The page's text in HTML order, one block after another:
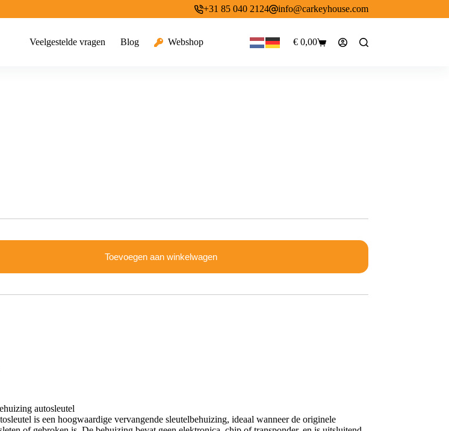
+31 85 040 2124 info@carkeyhouse.com
Veelgestelde vragen Blog Webshop Winkelwagen
€0,00
Toevoegen aan winkelwagen
autosleutel
is een hoogwaardige vervangende sleutelbehuizing, ideaal wanneer de originele